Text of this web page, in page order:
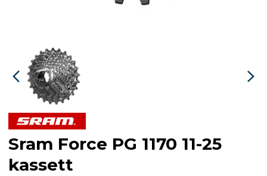
Sram Force PG 1170 11-25
kassett